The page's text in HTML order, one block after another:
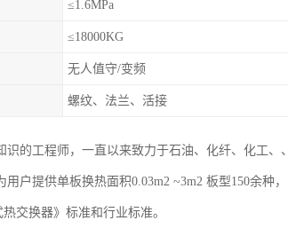
≤1.6MPa
≤18000KG
无人值守/变频
螺纹、法兰、活接
的工程师，一直以来致力于石油、化纤、化工、、
户提供单板换热面积0.03m2 ~3m2 板型150余种，
交换器》标准和行业标准。